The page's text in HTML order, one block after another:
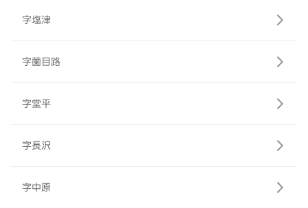
字塩津
字薗目路
字堂平
字長沢
字中原